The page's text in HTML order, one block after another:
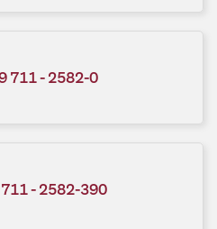
711 - 2582-0
- 2582-390